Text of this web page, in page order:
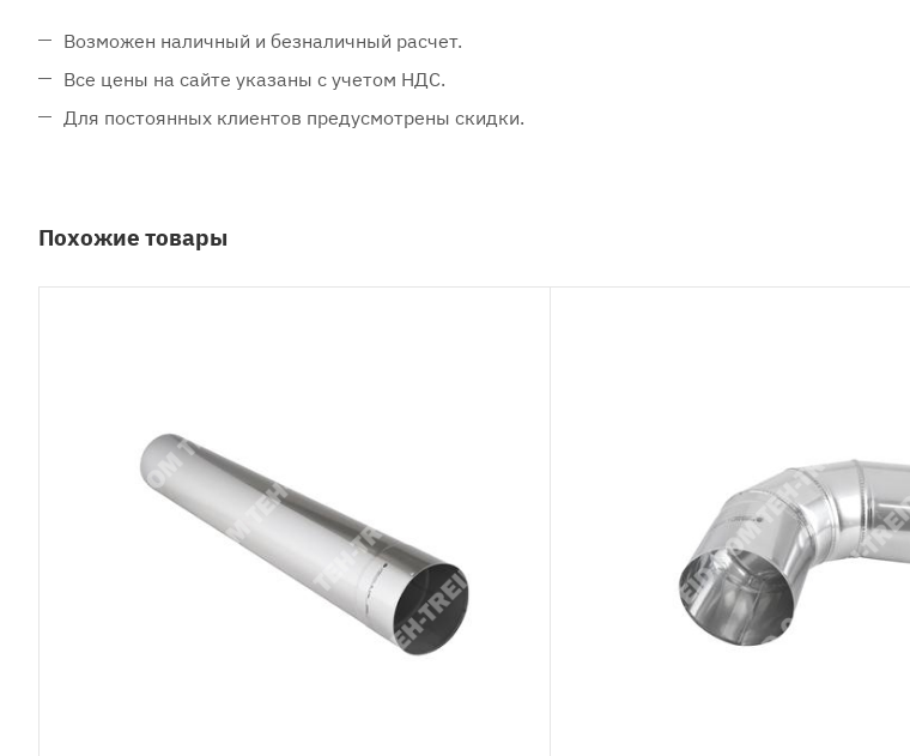
Возможен наличный и безналичный расчет.
Все цены на сайте указаны с учетом НДС.
Для постоянных клиентов предусмотрены скидки.
Похожие товары